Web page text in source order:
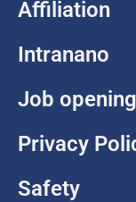
Affiliation
Intranano
Job
Privacy
Safety